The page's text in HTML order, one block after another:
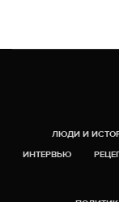
ЛЮДИ И
ИНТЕРВЬЮ